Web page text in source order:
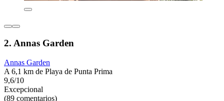
2. Annas Garden
Annas Garden
A 6,1 km de Playa de Punta Prima
9,6/10
Excepcional
(89 comentarios)